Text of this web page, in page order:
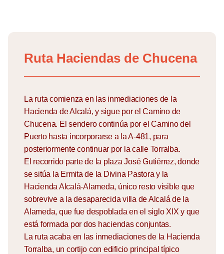
contentRuta Haciendas de Chucena
La ruta comienza en las inmediaciones de la
Hacienda de Alcalá, y sigue por el Camino de
Chucena. El sendero continúa por el Camino del
Puerto hasta incorporarse a la A-481, para
posteriormente continuar por la calle Torralba.
El recorrido parte de la plaza José Gutiérrez, donde
se sitúa la Ermita de la Divina Pastora y la
Hacienda Alcalá-Alameda, único resto visible que
sobrevive a la desaparecida villa de Alcalá de la
Alameda, que fue despoblada en el siglo XIX y que
está formada por dos haciendas conjuntas.
La ruta acaba en las inmediaciones de la Hacienda
Torralba, un cortijo con edificio principal típico